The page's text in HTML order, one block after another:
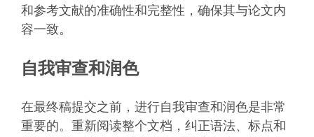
和参考文献的准确性和完整性，确保其与论文内
容一致。
自我审查和润色
在最终稿提交之前，进行自我审查和润色是非常
重要的。重新阅读整个文档，纠正语法、标点和